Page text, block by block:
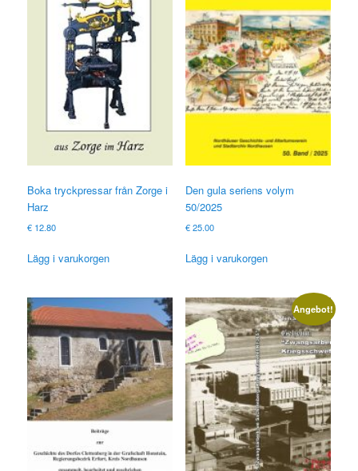
Boka tryckpressar från Zorge i
Harz
€ 12.80
Lägg i varukorgen
Den gula seriens volym
50/2025
€25.00
Lägg i varukorgen
Angebot!